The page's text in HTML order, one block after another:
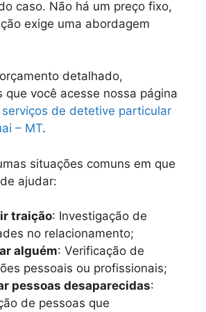
caso. Não há um preço fixo,
exige uma abordagem
detalhado,
que você acesse nossa página
de detetive particular
– MT.
situações comuns em que
ajudar:
traição: Investigação de
no relacionamento;
alguém: Verificação de
pessoais ou profissionais;
pessoas desaparecidas:
de pessoas que